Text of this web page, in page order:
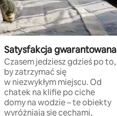
Satysfakcja gwarantowana
Czasem jedziesz gdzieś po to,
by zatrzymać się
w niezwykłym miejscu. Od
chatek na klifie po ciche
domy na wodzie – te obiekty
wyróżniają się cechami,